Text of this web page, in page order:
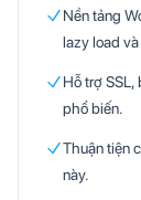
Nền tảng
lazy load
Hỗ trợ
phổ biến.
Thuận tiện
này.